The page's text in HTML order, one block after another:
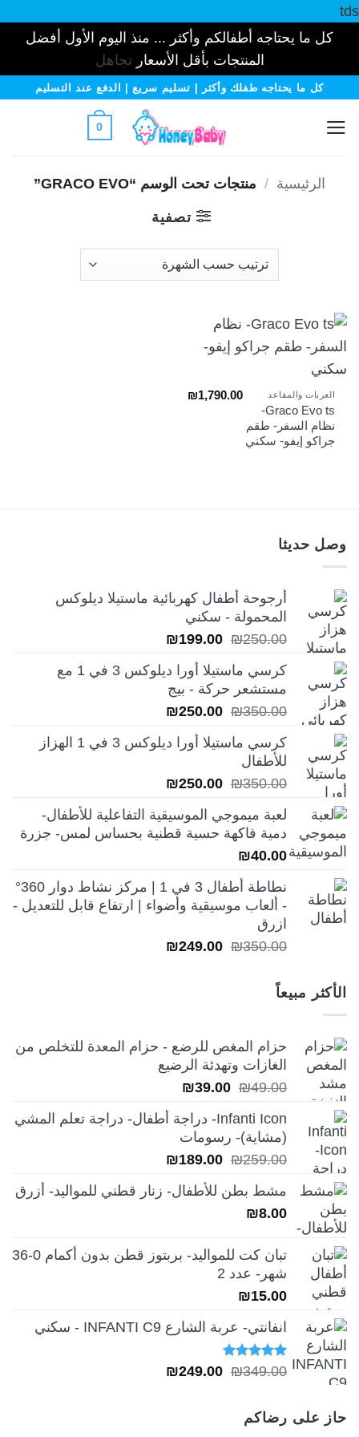
tds
كل ما يحتاجه أطفالكم وأكثر ... منذ اليوم الأول أفضل
المنتجات بأقل الأسعارتجاهل
تخطيكل ما يحتاجه طفلك وأكثر | تسليم سريع | الدفع عند التسليم
0
الرئيسية / منتجات تحت الوسم “GRACO EVO”
تصفية
العربات والمقاعد
Graco Evo ts-
نظام السفر- طقم
جراكو إيفو- سكني
₪1,790.00
وصل حديثا
أرجوحة أطفال كهربائية ماستيلا ديلوكس
المحمولة - سكني
₪250.00
السعر
هو:
₪250.00.
₪199.00
هو:
كرسي ماستيلا أورا ديلوكس 3 في 1 مع
مستشعر حركة - بيج
₪350.00
السعر
هو:
₪250.00
هو:
كرسي ماستيلا أورا ديلوكس 3 في 1 الهزاز
للأطفال
₪350.00
السعر
هو:
₪350.00.
₪250.00
هو:
₪250.00.
لعبة ميموجي الموسيقية التفاعلية للأطفال-
دمية فاكهة حسية قطنية بحساس لمس- جزرة
₪40.00
نطاطة أطفال 3 في 1 | مركز نشاط دوار 360°
- ألعاب موسيقية وأضواء | ارتفاع قابل للتعديل -
ازرق
₪350.00
السعر ₪249.00
الأكثر مبيعاً
حزام المغص للرضع - حزام المعدة للتخلص من
الغازات وتهدئة الرضيع
₪49.00
السعر
هو:
₪49.00.
₪39.00
هو:
₪39.00.
Infanti Icon- دراجة أطفال- دراجة تعلم المشي
(مشاية)- رسومات
₪259.00
السعر
هو:
₪189.00
هو:
مشط بطن للأطفال- زنار قطني للمواليد- أزرق
₪8.00
تبان كت للمواليد- بربتوز قطن بدون أكمام 0-36
شهر- عدد 2
₪15.00
انفانتي- عربة الشارع INFANTI C9 - سكني
تم التقييم
₪349.00
السعر ₪249.00
حاز على رضاكم